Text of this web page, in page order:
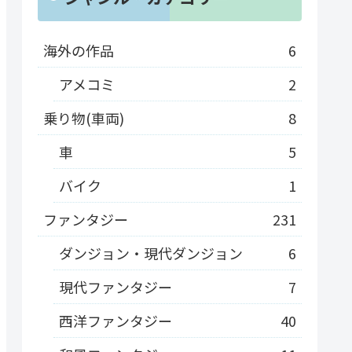
海外の作品
6
アメコミ
2
乗り物(車両)
8
車
5
バイク
1
ファンタジー
231
ダンジョン・現代ダンジョン
6
現代ファンタジー
7
西洋ファンタジー
40